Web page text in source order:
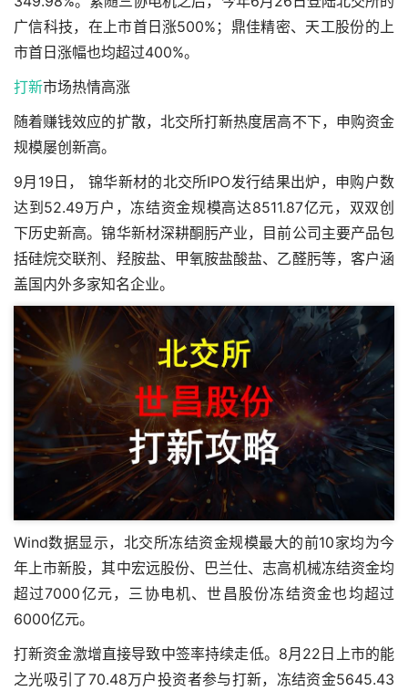
广信科技，在上市首日涨500%；鼎佳精密、天工股份的上
市首日涨幅也均超过400%。
打新市场热情高涨
随着赚钱效应的扩散，北交所打新热度居高不下，申购资金
规模屡创新高。
9月19日， 锦华新材的北交所IPO发行结果出炉，申购户数
达到52.49万户，冻结资金规模高达8511.87亿元，双双创
下历史新高。锦华新材深耕酮肟产业，目前公司主要产品包
括硅烷交联剂、羟胺盐、甲氧胺盐酸盐、乙醛肟等，客户涵
盖国内外多家知名企业。
Wind数据显示，北交所冻结资金规模最大的前10家均为今
年上市新股，其中宏远股份、巴兰仕、志高机械冻结资金均
超过7000亿元，三协电机、世昌股份冻结资金也均超过
6000亿元。
打新资金激增直接导致中签率持续走低。8月22日上市的能
之光吸引了70.48万户投资者参与打新，冻结资金5645.43